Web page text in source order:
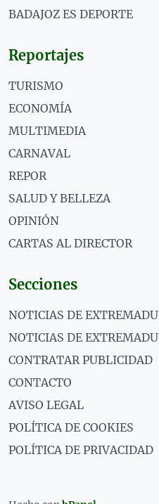
BADAJOZ ES DEPORTE
Reportajes
TURISMO
ECONOMÍA
MULTIMEDIA
CARNAVAL
REPOR
SALUD Y BELLEZA
OPINIÓN
CARTAS AL DIRECTOR
Secciones
NOTICIAS DE
NOTICIAS DE
CONTRATAR PUBLICIDAD
CONTACTO
AVISO LEGAL
POLÍTICA DE COOKIES
POLÍTICA DE PRIVACIDAD